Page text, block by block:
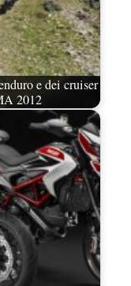
e dei cruiser
2012